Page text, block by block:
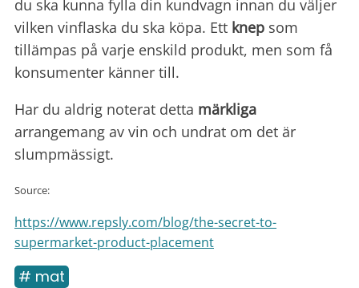
du ska kunna fylla din kundvagn innan du väljer
vilken vinflaska du ska köpa. Ett knep som
tillämpas på varje enskild produkt, men som få
konsumenter känner till.
Har du aldrig noterat detta märkliga
arrangemang av vin och undrat om det är
slumpmässigt.
Source:
https://www.repsly.com/blog/the-secret-to-
supermarket-product-placement
# mat